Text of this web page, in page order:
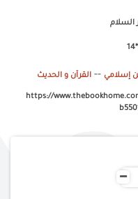
السلام
إسلامي -- القرآن و الحديث
https://
-